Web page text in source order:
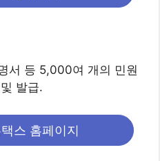
서 등 5,000여 개의 민원
발급.
스 홈페이지